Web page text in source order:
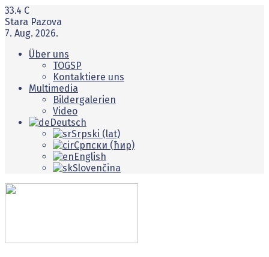
33.4 C
Stara Pazova
7. Aug. 2026.
Über uns
TOGSP
Kontaktiere uns
Multimedia
Bildergalerien
Video
Deutsch
Srpski (lat)
Српски (ћир)
English
Slovenčina